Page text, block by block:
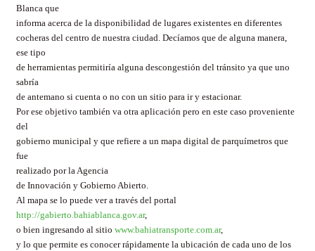
Blanca que
informa acerca de la disponibilidad de lugares existentes en diferentes
cocheras del centro de nuestra ciudad. Decíamos que de alguna manera,
ese tipo
de herramientas permitiría alguna descongestión del tránsito ya que uno
sabría
de antemano si cuenta o no con un sitio para ir y estacionar.
Por ese objetivo también va otra aplicación pero en este caso proveniente
del
gobierno municipal y que refiere a un mapa digital de parquímetros que
fue
realizado porla Agencia
de Innovación y Gobierno Abierto.
Al mapa se lo puede ver a través del portal
http://gabierto.bahiablanca.gov.ar,
o bien ingresando al sitio www.bahiatransporte.com.ar,
y lo que permite es conocer rápidamente la ubicación de cada uno de los